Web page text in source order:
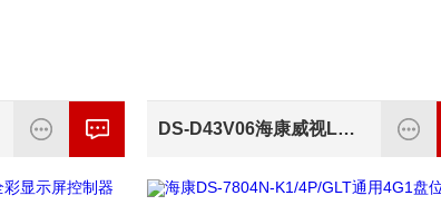
DS-D43V06海康威视LED 全彩显示屏控制器